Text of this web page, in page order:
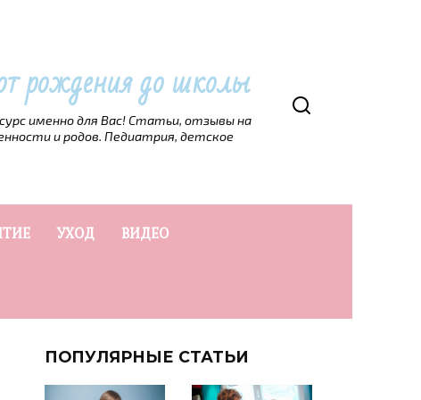
рождения до школы
именно для Вас! Статьи, отзывы на
и родов. Педиатрия, детское
УХОД ВИДЕО
ПОПУЛЯРНЫЕ СТАТЬИ